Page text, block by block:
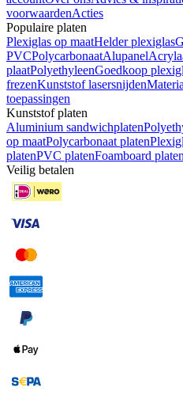
voorwaardenActies
Populaire platen
Plexiglas op maatHelder plexiglas
PVCPolycarbonaatAlupanel
plaatPolyethyleenGoedkoop
frezenKunststof lasersnijden
toepassingen
Kunststof platen
Aluminium sandwichplaten
op maatPolycarbonaat platen
platenPVC platenFoamboard platen
Veilig betalen